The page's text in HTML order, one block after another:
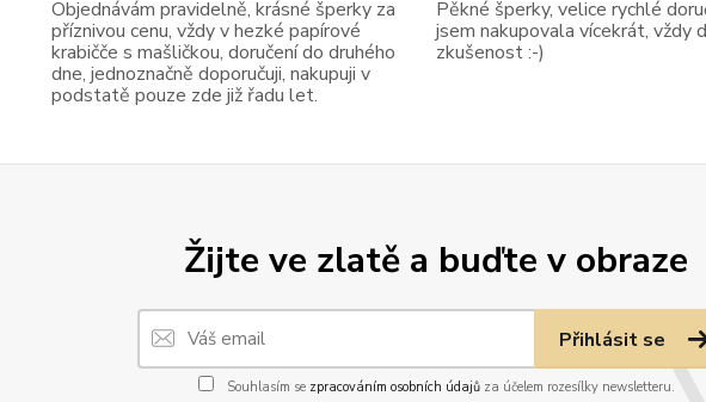
Žijte ve zlatě a buďte v obraze
Přihlásit se
Souhlasím se zpracováním osobních údajůza účelem rozesílky newsletteru.
Objednávám pravidelně, krásné šperky za
příznivou cenu, vždy v hezké papírové
krabičče s mašličkou, doručení do druhého
dne, jednoznačně doporučuji, nakupuji v
podstatě pouze zde již řadu let.
Pěkné šperky, velice rychlé
jsem nakupovala vícekrát, vždy
zkušenost :-)